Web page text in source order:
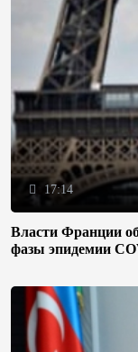
17:14
Власти Франции
фазы эпидемии